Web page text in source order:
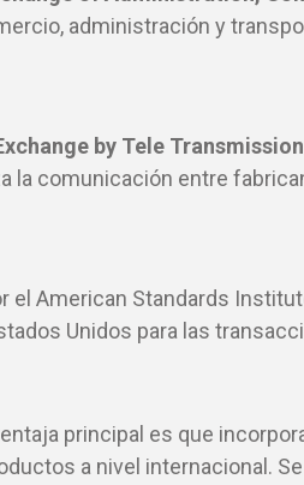
administración y
by Tele
la comunicación entre
el American Standards
Unidos para las
principal es que
a nivel internacional.